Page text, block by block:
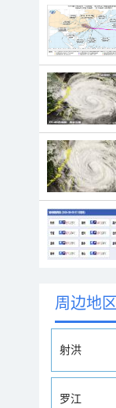
周边地区
射洪
罗江